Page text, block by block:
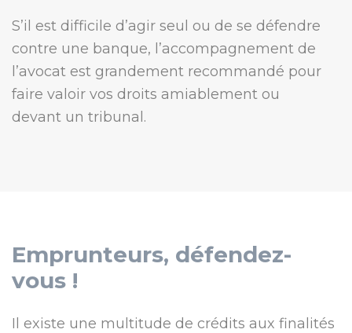
S’il est difficile d’agir seul ou de se défendre
contre une banque, l’accompagnement de
l’avocat est grandement recommandé pour
faire valoir vos droits amiablement ou
devant un tribunal.
Emprunteurs, défendez-
vous !
Il existe une multitude de crédits aux finalités